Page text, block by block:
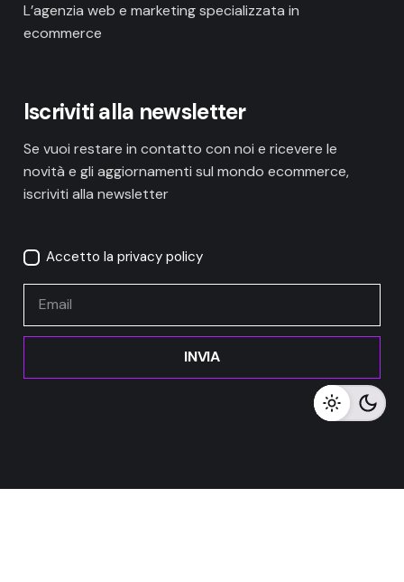
244,00€
/mese per 12
commissione
di iscrizione
732,00€
L’agenzia web e marketing specializzata in
ecommerce
Iscriviti alla newsletter
Se vuoi restare in contatto con noi e ricevere le
novità e gli aggiornamenti sul mondo ecommerce,
iscriviti alla newsletter
Accetto la privacy policy
INVIA